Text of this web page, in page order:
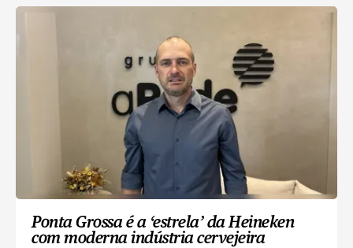
Ponta Grossa é a ‘estrela’ da Heineken
com moderna indústria cervejeira